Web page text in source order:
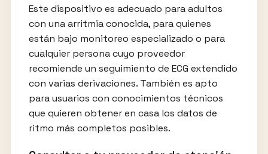
Este dispositivo es adecuado para adultos
con una arritmia conocida, para quienes
están bajo monitoreo especializado o para
cualquier persona cuyo proveedor
recomiende un seguimiento de ECG extendido
con varias derivaciones. También es apto
para usuarios con conocimientos técnicos
que quieren obtener en casa los datos de
ritmo más completos posibles.